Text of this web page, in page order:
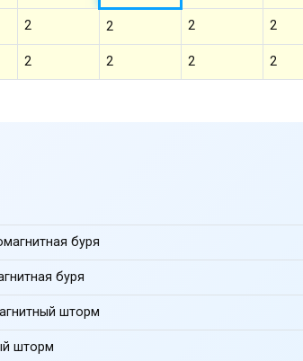
2 2 2 2
2 2 2 2
буря
буря
шторм
шторм